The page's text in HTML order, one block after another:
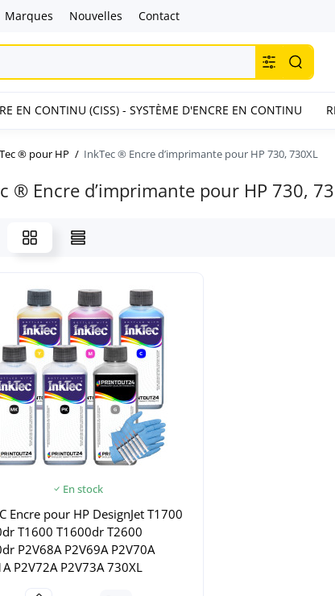
Marques Nouvelles Contact
EN CONTINU (CISS) - SYSTÈME D'ENCRE EN CONTINU
® pour HP InkTec ® Encre d’imprimante pour HP 730, 730XL
® Encre d’imprimante pour HP 730,
En stock
Encre pour HP DesignJet T1700
T1600 T1600dr T2600
P2V68A P2V69A P2V70A
P2V72A P2V73A 730XL